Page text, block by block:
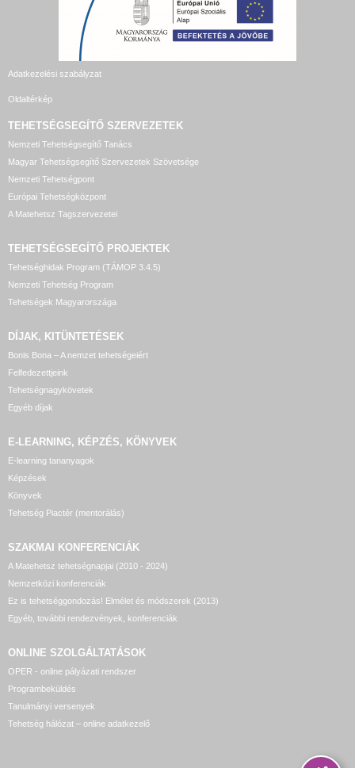
Adatkezelési szabályzat
Oldaltérkép
TEHETSÉGSEGÍTŐ SZERVEZETEK
Nemzeti Tehetségsegítő Tanács
Magyar Tehetségsegítő Szervezetek Szövetsége
Nemzeti Tehetségpont
Európai Tehetségközpont
A Matehetsz Tagszervezetei
TEHETSÉGSEGÍTŐ PROJEKTEK
Tehetséghidak Program (TÁMOP 3.4.5)
Nemzeti Tehetség Program
Tehetségek Magyarországa
DÍJAK, KITÜNTETÉSEK
Bonis Bona – A nemzet tehetségeiért
Felfedezettjeink
Tehetségnagykövetek
Egyéb díjak
E-LEARNING, KÉPZÉS, KÖNYVEK
E-learning tananyagok
Képzések
Könyvek
Tehetség Piactér (mentorálás)
SZAKMAI KONFERENCIÁK
A Matehetsz tehetségnapjai (2010 - 2024)
Nemzetközi konferenciák
Ez is tehetséggondozás! Elmélet és módszerek (2013)
Egyéb, további rendezvények, konferenciák
ONLINE SZOLGÁLTATÁSOK
OPER - online pályázati rendszer
Programbeküldés
Tanulmányi versenyek
Tehetség hálózat – online adatkezelő